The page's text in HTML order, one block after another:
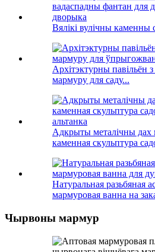
Вялікі вулічны каменны
Архітэктурны павільён
мармуру для саду...
Адкрыты металічны дах
каменная скульптура
Натуральная разьбяная
мармуровая ванна на
Чырвоны мармур